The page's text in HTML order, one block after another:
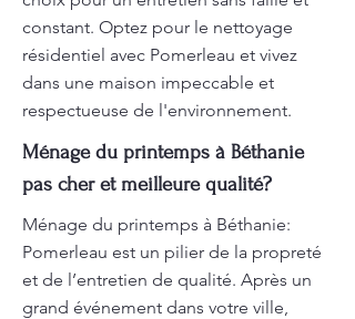
constant. Optez pour le nettoyage
résidentiel avec Pomerleau et vivez
dans une maison impeccable et
respectueuse de l'environnement.
Ménage du printemps à Béthanie
pas cher et meilleure qualité?
Ménage du printemps à Béthanie:
Pomerleau est un pilier de la propreté
et de l’entretien de qualité. Après un
grand événement dans votre ville,